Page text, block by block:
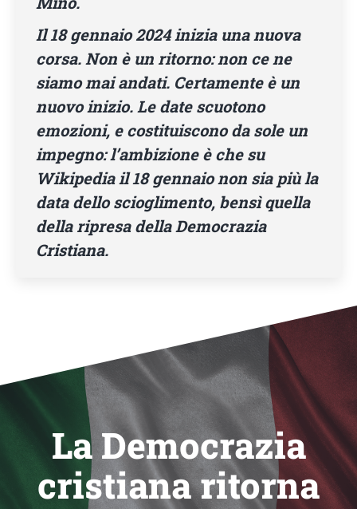
Il 18 gennaio 2024 inizia una nuova
corsa. Non è un ritorno: non ce ne
siamo mai andati. Certamente è un
nuovo inizio. Le date scuotono
emozioni, e costituiscono da sole un
impegno: l’ambizione è che su
Wikipedia il 18 gennaio non sia più la
data dello scioglimento, bensì quella
della ripresa della Democrazia
Cristiana.
La Democrazia
cristiana ritorna